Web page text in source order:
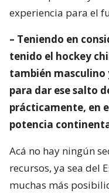
experiencia para el
– Teniendo en
tenido el hockey
también masculino
para dar ese salto
prácticamente, en
potencia
Acá no hay ningún
recursos, ya sea del
muchas más